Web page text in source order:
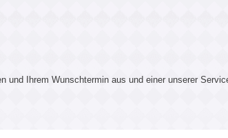
und Ihrem Wunschtermin aus und einer unserer